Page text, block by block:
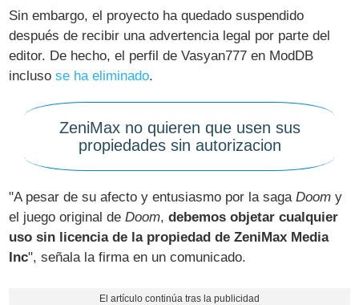
Sin embargo, el proyecto ha quedado suspendido
después de recibir una advertencia legal por parte del
editor. De hecho, el perfil de Vasyan777 en ModDB
inclusose ha eliminado.
ZeniMax no quieren que usen sus
propiedades sin autorizacion
"A pesar de su afecto y entusiasmo por la sagaDoom y
el juego original deDoom,debemos objetar cualquier
uso sin licencia de la propiedad de ZeniMax Media
Inc", señala la firma en un comunicado.